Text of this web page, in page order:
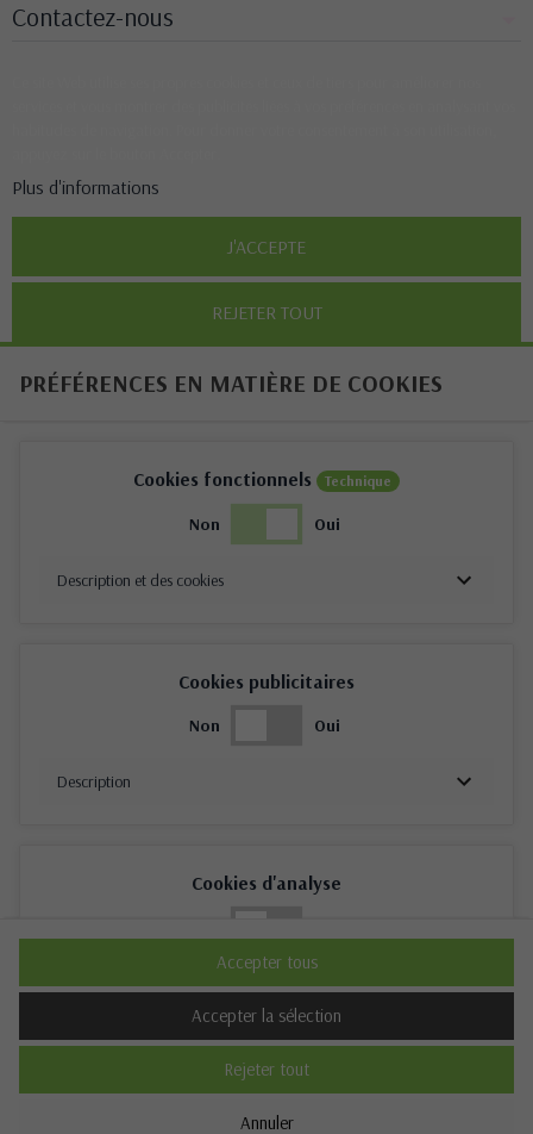
Contactez-nous
Plus d'informations
REJETER TOUT
J'ACCEPTE
PRÉFÉRENCES EN MATIÈRE DE COOKIES
Cookies fonctionnels Technique
Non Oui
Description et des cookies
Cookies publicitaires
Non Oui
Description
Cookies d'analyse
Description
Cookies de performance
Annuler
Rejeter tout
Accepter la sélection
Accepter tous